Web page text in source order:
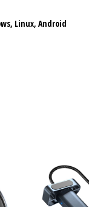
Linux, Android